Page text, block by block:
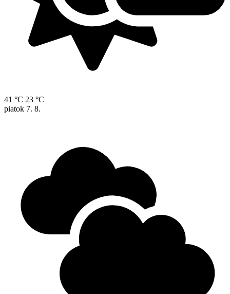
41 °C 23 °C
piatok 7. 8.